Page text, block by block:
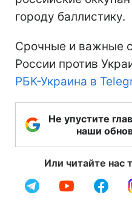
городу баллистику.
Срочные и важные
России против
РБК-Украина в
Не упустите
наши
Или читайте нас